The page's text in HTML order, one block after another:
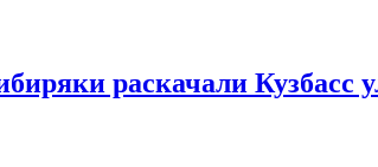
раскачали Кузбасс